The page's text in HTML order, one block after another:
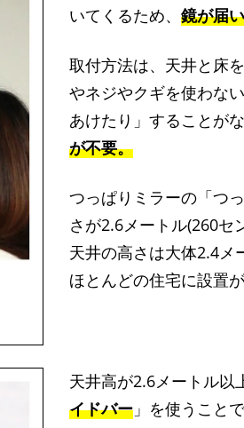
いてくるため、 鏡が届
取付方法は、天井と床
やネジやクギを使わな
あけたり」することがな
が不要。
つっぱりミラーの「つ
さが2.6メートル(260セ
天井の高さは大体2.4メ
ほとんどの住宅に設置が
天井高が2.6メートル以
イドバー」を使うことで